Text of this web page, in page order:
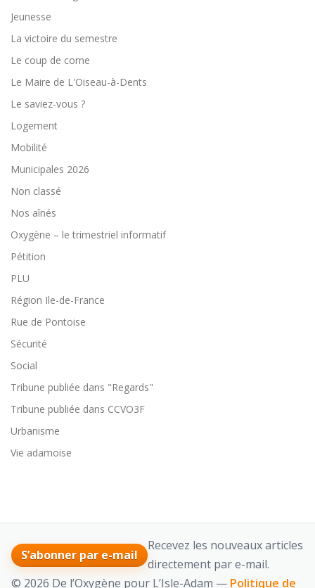
Jeunesse
La victoire du semestre
Le coup de corne
Le Maire de L'Oiseau-à-Dents
Le saviez-vous ?
Logement
Mobilité
Municipales 2026
Non classé
Nos aînés
Oxygène – le trimestriel informatif
Pétition
PLU
Région Ile-de-France
Rue de Pontoise
Sécurité
Social
Tribune publiée dans "Regards"
Tribune publiée dans CCVO3F
Urbanisme
Vie adamoise
S’abonner par e-mail
Recevez les nouveaux articles
directement par e-mail.
© 2026 De l’Oxygène pour L’Isle-Adam — Politique de